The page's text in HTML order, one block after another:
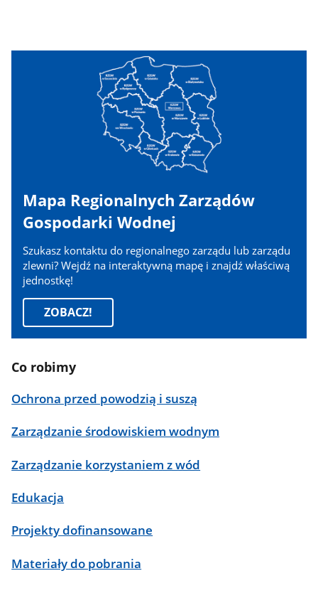
Mapa Regionalnych Zarządów
Gospodarki Wodnej
Szukasz kontaktu do regionalnego zarządu lub zarządu
zlewni? Wejdź na interaktywną mapę i znajdź właściwą
jednostkę!
ZOBACZ!
Co robimy
Ochrona przed powodzią i suszą
Zarządzanie środowiskiem wodnym
Zarządzanie korzystaniem z wód
Edukacja
Projekty dofinansowane
Materiały do pobrania